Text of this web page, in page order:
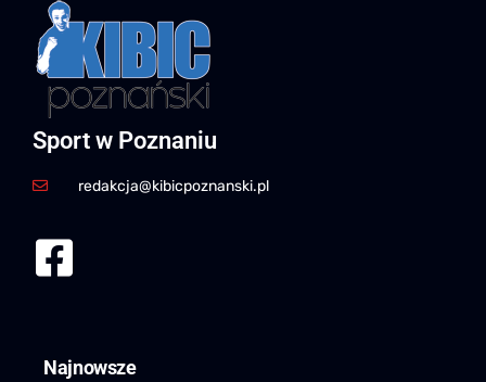
Sport w Poznaniu
redakcja@kibicpoznanski.pl
Najnowsze